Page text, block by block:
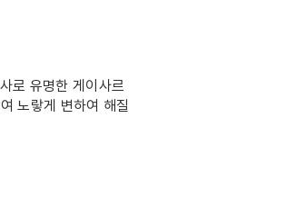
로 유명한 게이사르
노랗게 변하여 해질